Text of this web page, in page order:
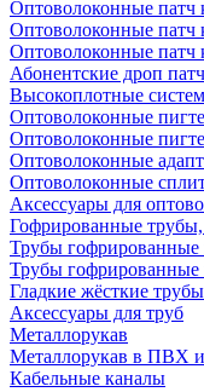
Оптоволоконные
Оптоволоконные
Оптоволоконные
Абонентские дроп
Высокоплотные
Оптоволоконные
Оптоволоконные
Оптоволоконные
Оптоволоконные
Аксессуары для
Гофрированные
Трубы гофрированные
Трубы гофрированные
Гладкие жёсткие
Аксессуары для труб
Металлорукав
Металлорукав в ПВХ
Кабельные каналы